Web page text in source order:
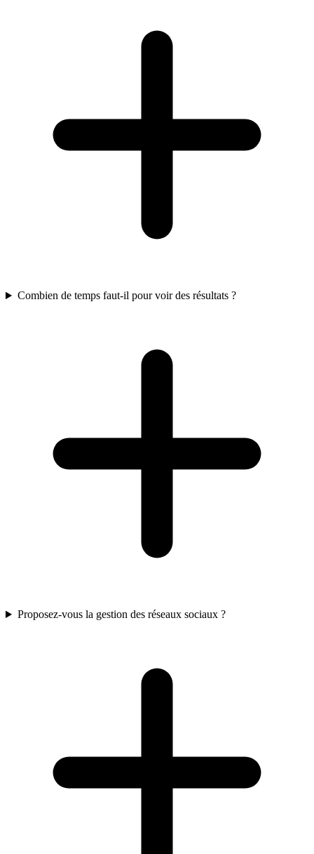
Combien de temps faut-il pour voir des résultats ?
Proposez-vous la gestion des réseaux sociaux ?